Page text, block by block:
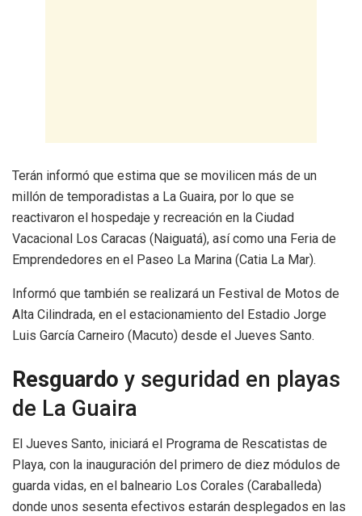
Terán informó que estima que se movilicen más de un
millón de temporadistas a La Guaira, por lo que se
reactivaron el hospedaje y recreación en la Ciudad
Vacacional Los Caracas (Naiguatá), así como una Feria de
Emprendedores en el Paseo La Marina (Catia La Mar).
Informó que también se realizará un Festival de Motos de
Alta Cilindrada, en el estacionamiento del Estadio Jorge
Luis García Carneiro (Macuto) desde el Jueves Santo.
Resguardo y seguridad en playas
de La Guaira
El Jueves Santo, iniciará el Programa de Rescatistas de
Playa, con la inauguración del primero de diez módulos de
guarda vidas, en el balneario Los Corales (Caraballeda)
donde unos sesenta efectivos estarán desplegados en las